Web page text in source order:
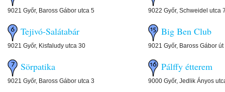
9021 Győr, Baross Gábor utca 5
Tejivó-Salátabár
9021 Győr, Kisfaludy utca 30
Sörpatika
9021 Győr, Baross Gábor utca 3
9022 Győr, Schweidel utca
Big Ben Club
9021 Győr, Baross Gábor út
Pálffy étterem
9000 Győr, Jedlik Ányos